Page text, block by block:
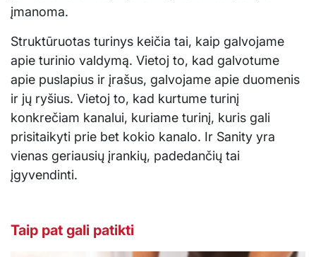
įmanoma.
Struktūruotas turinys keičia tai, kaip galvojame
apie turinio valdymą. Vietoj to, kad galvotume
apie puslapius ir įrašus, galvojame apie duomenis
ir jų ryšius. Vietoj to, kad kurtume turinį
konkrečiam kanalui, kuriame turinį, kuris gali
prisitaikyti prie bet kokio kanalo. Ir Sanity yra
vienas geriausių įrankių, padedančių tai
įgyvendinti.
Taip pat gali patikti